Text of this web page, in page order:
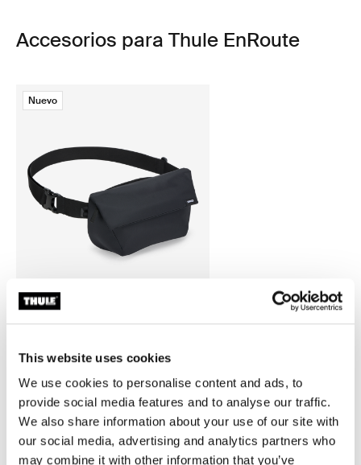
This website uses cookies
We use cookies to personalise content and ads, to
provide social media features and to analyse our traffic.
We also share information about your use of our site with
our social media, advertising and analytics partners who
may combine it with other information that you’ve
Accesorios para Thule EnRoute
Nuevo
bolso bandolera 2L negro